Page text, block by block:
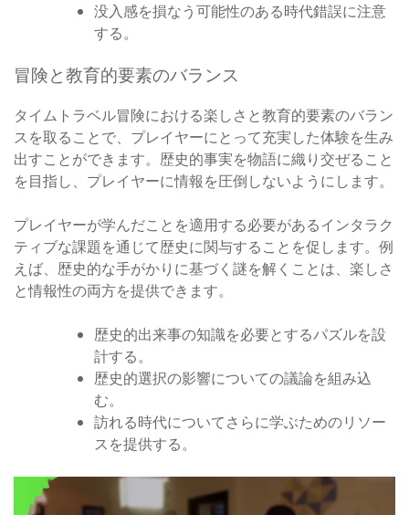
没入感を損なう可能性のある時代錯誤に注意
する。
冒険と教育的要素のバランス
タイムトラベル冒険における楽しさと教育的要素のバラン
スを取ることで、プレイヤーにとって充実した体験を生み
出すことができます。歴史的事実を物語に織り交ぜること
を目指し、プレイヤーに情報を圧倒しないようにします。
プレイヤーが学んだことを適用する必要があるインタラク
ティブな課題を通じて歴史に関与することを促します。例
えば、歴史的な手がかりに基づく謎を解くことは、楽しさ
と情報性の両方を提供できます。
歴史的出来事の知識を必要とするパズルを設
計する。
歴史的選択の影響についての議論を組み込
む。
訪れる時代についてさらに学ぶためのリソー
スを提供する。